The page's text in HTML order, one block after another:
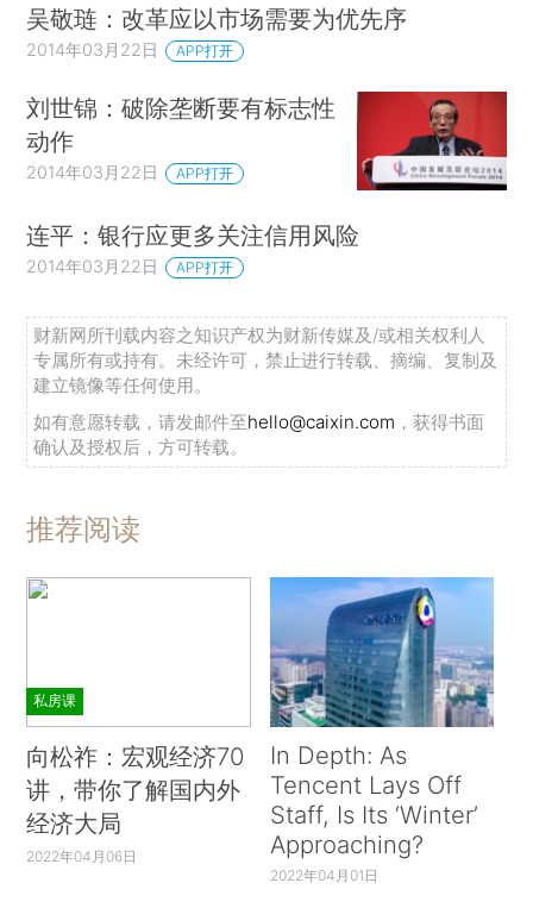
吴敬琏：改革应以市场需要为优先序
2014年03月22日 APP打开
刘世锦：破除垄断要有标志性
动作
2014年03月22日 APP打开
连平：银行应更多关注信用风险
2014年03月22日 APP打开
财新网所刊载内容之知识产权为财新传媒及/或相关权利人
专属所有或持有。未经许可，禁止进行转载、摘编、复制及
建立镜像等任何使用。
如有意愿转载，请发邮件至hello@caixin.com ，获得书面
确认及授权后，方可转载。
推荐阅读
私房课
向松祚：宏观经济70
讲，带你了解国内外
经济大局
2022年04月06日
In Depth: As
Tencent Lays Off
Staff, Is Its ‘Winter’
Approaching?
2022年04月01日